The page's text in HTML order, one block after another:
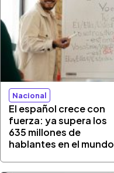
Nacional
El español crece con
fuerza: ya supera los
635 millones de
hablantes en el mundo